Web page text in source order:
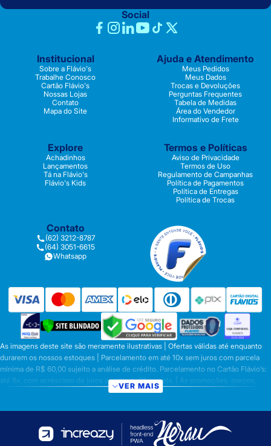
Social
Institucional
Sobre a Flávio's
Trabalhe Conosco
Cartão Flávio's
Nossas Lojas
Contato
Mapa do Site
Ajuda e Atendimento
Meus Pedidos
Meus Dados
Trocas e Devoluções
Perguntas Frequentes
Tabela de Medidas
Área do Vendedor
Informativo de Frete
Explore
Achadinhos
Lançamentos
Tá na Flávio's
Flávio's Kids
Termos e Políticas
Aviso de Privacidade
Termos de Uso
Regulamento de Campanhas
Política de Pagamentos
Política de Entregas
Política de Trocas
Contato
(62) 3212-8787
(64) 3051-6615
Whatsapp
As imagens deste site são meramente ilustrativas | Ofertas válidas até enquanto
durarem os nossos estoques | Parcelamento em até 10x sem juros com parcela
mínima de R$ 60,00 sujeito a análise de crédito. Parcelamento no Cartão Flávio’s:
até 8x, com acréscimo de juros a partir da 6ª parcela. | As promoções, preços,
parcelamentos e condições de pagamento são válidas apenas para compras
preços válidos para os produtos serão aqueles exibidos no ato da conclusão da
operação, conforme exibição, e desde que haja disponibilidade dos produtos |
VER MAIS